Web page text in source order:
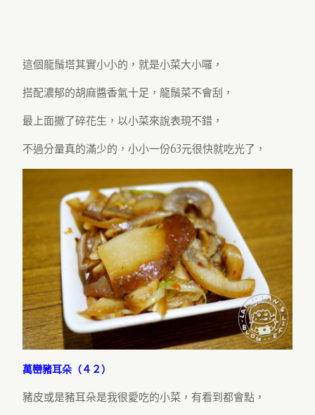
這個龍鬚塔其實小小的，就是小菜大小囉，
搭配濃郁的胡麻醬香氣十足，龍鬚菜不會刮，
最上面撒了碎花生，以小菜來說表現不錯，
不過分量真的滿少的，小小一份63元很快就吃光了，
萬巒豬耳朵（４２）
豬皮或是豬耳朵是我很愛吃的小菜，有看到都會點，